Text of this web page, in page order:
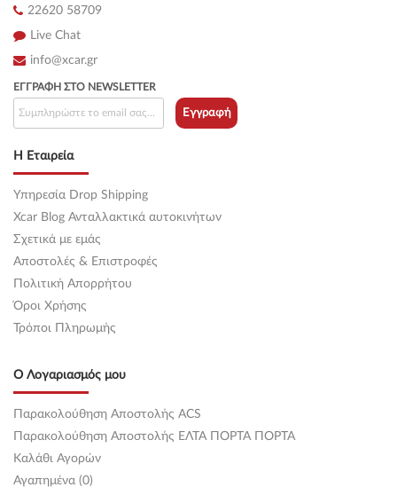
22620 58709
Live Chat
info@xcar.gr
Η Εταιρεία
Υπηρεσία Drop Shipping
Xcar Blog Ανταλλακτικά αυτοκινήτων
Σχετικά με εμάς
Αποστολές & Επιστροφές
Πολιτική Απορρήτου
Όροι Χρήσης
Τρόποι Πληρωμής
Ο Λογαριασμός μου
Παρακολούθηση Αποστολής ACS
Παρακολούθηση Αποστολής ΕΛΤΑ ΠΟΡΤΑ ΠΟΡΤΑ
Καλάθι Αγορών
Αγαπημένα (0)
ΕΓΓΡΑΦΉ ΣΤΟ NEWSLETTER
Εγγραφή